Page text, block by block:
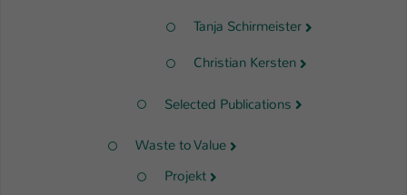
Tanja Schirmeister
Christian Kersten
Selected Publications
Waste to Value
Projekt